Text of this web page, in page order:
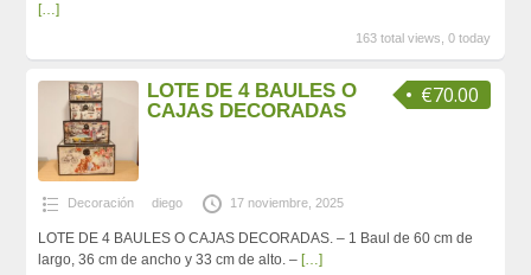
[…]
163 total views, 0 today
€70.00
LOTE DE 4 BAULES O
CAJAS DECORADAS
Decoración diego 17 noviembre, 2025
LOTE DE 4 BAULES O CAJAS DECORADAS. – 1 Baul de 60 cm de
largo, 36 cm de ancho y 33 cm de alto. – […]